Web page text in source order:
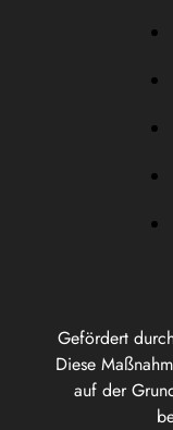
Gefördert
Diese
auf der